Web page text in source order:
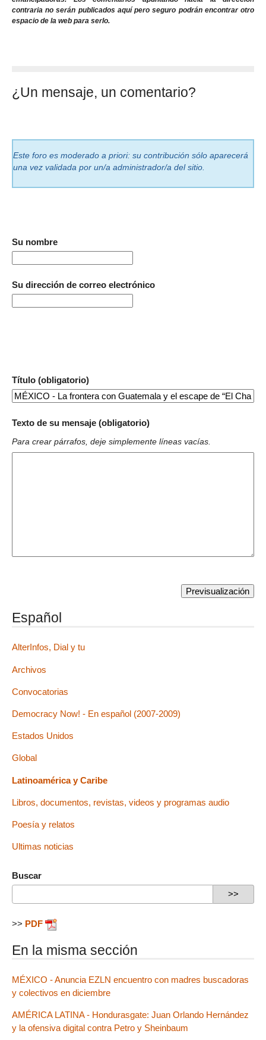
contraria no serán publicados aquí pero seguro podrán encontrar otro
espacio de la web para serlo.
¿Un mensaje, un comentario?
Este foro es moderado a priori: su contribución sólo aparecerá
una vez validada por un/a administrador/a del sitio.
Su nombre
Su dirección de correo electrónico
Título (obligatorio)
Texto de su mensaje (obligatorio)
Para crear párrafos, deje simplemente líneas vacías.
Español
AlterInfos, Dial y tu
Archivos
Convocatorias
Democracy Now! - En español (2007-2009)
Estados Unidos
Global
Latinoamérica y Caribe
Libros, documentos, revistas, videos y programas audio
Poesía y relatos
Ultimas noticias
Buscar
>> PDF
En la misma sección
MÉXICO - Anuncia EZLN encuentro con madres buscadoras
y colectivos en diciembre
AMÉRICA LATINA - Hondurasgate: Juan Orlando Hernández
y la ofensiva digital contra Petro y Sheinbaum